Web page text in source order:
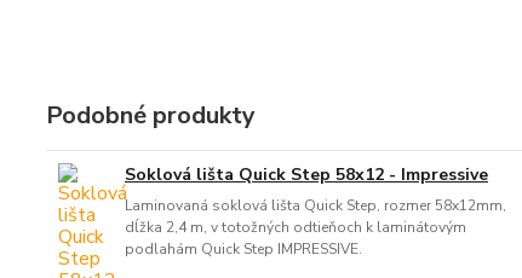
Podobné produkty
Soklová lišta Quick Step 58x12 - Impressive
Laminovaná soklová lišta Quick Step, rozmer 58x12mm,
dĺžka 2,4 m, v totožných odtieňoch k laminátovým
podlahám Quick Step IMPRESSIVE.